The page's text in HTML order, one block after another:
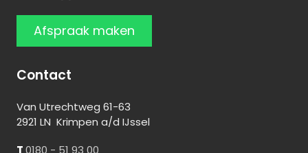
Afspraak maken
Contact
Van Utrechtweg 61-63
2921 LN Krimpen a/d IJssel
T0180 - 51 93 00